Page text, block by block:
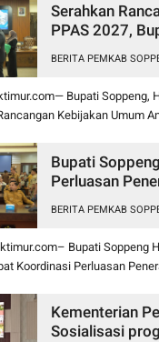
Serahkan
PPAS 2027,
Tengah
BERITA PEMKAB
Bupati Soppeng,
Kebijakan Umum
Bupati
Perluasan
BERITA PEMKAB
Bupati Soppeng
Koordinasi Perluasan
Kementerian
Sosialisasi